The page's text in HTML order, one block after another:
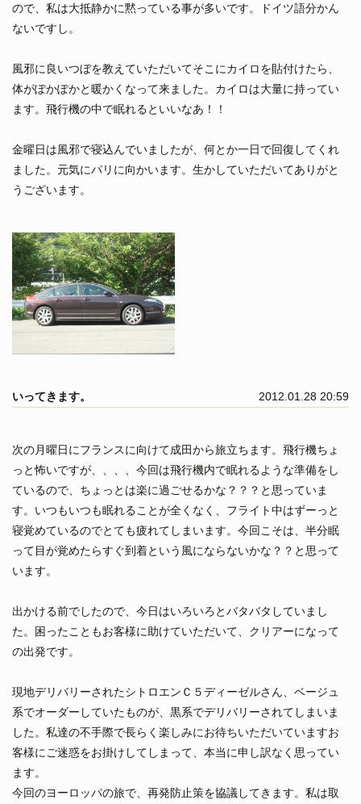
ので、私は大抵静かに黙っている事が多いです。ドイツ語分かん
ないですし。
風邪に良いつぼを教えていただいてそこにカイロを貼付けたら、
体がぽかぽかと暖かくなって来ました。カイロは大量に持ってい
ます。飛行機の中で眠れるといいなあ！！
金曜日は風邪で寝込んでいましたが、何とか一日で回復してくれ
ました。元気にパリに向かいます。生かしていただいてありがと
うございます。
いってきます。 2012.01.28 20:59
次の月曜日にフランスに向けて成田から旅立ちます。飛行機ちょ
っと怖いですが、、、、今回は飛行機内で眠れるような準備をし
ているので、ちょっとは楽に過ごせるかな？？？と思っていま
す。いつもいつも眠れることが全くなく、フライト中はずーっと
寝覚めているのでとても疲れてしまいます。今回こそは、半分眠
って目が覚めたらすぐ到着という風にならないかな？？と思って
います。
出かける前でしたので、今日はいろいろとバタバタしていまし
た。困ったこともお客様に助けていただいて、クリアーになって
の出発です。
現地デリバリーされたシトロエンＣ５ディーゼルさん、ベージュ
系でオーダーしていたものが、黒系でデリバリーされてしまいま
した。私達の不手際で長らく楽しみにお待ちいただいていますお
客様にご迷惑をお掛けしてしまって、本当に申し訳なく思ってい
ます。
今回のヨーロッパの旅で、再発防止策を協議してきます。私は取